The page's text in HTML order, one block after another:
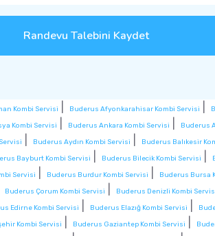
Randevu Talebini Kaydet
Kombi Servisi Buderus Afyonkarahisar Kombi Servisi
Kombi Servisi Buderus Ankara Kombi Servisi Buderus
Buderus Aydın Kombi Servisi Buderus Balıkesir
Bayburt Kombi Servisi Buderus Bilecik Kombi Servisi
Servisi Buderus Burdur Kombi Servisi Buderus Bursa
Buderus Çorum Kombi Servisi Buderus Denizli Kombi
Edirne Kombi Servisi Buderus Elazığ Kombi Servisi
Kombi Servisi Buderus Gaziantep Kombi Servisi